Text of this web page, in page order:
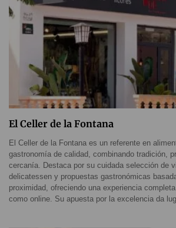
El Celler de la Fontana
El Celler de la Fontana es un referente en
gastronomía de calidad, combinando tradición,
cercanía. Destaca por su cuidada selección de
delicatessen y propuestas gastronómicas
proximidad, ofreciendo una experiencia
como online. Su apuesta por la excelencia da